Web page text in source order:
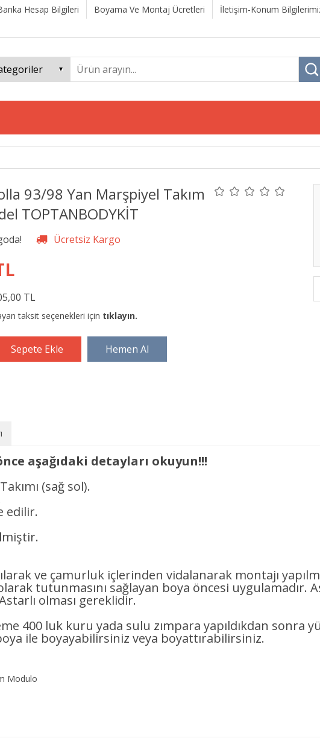
Hesap Bilgileri Boyama Ve Montaj Ücretleri
İletişim-Konum
93/98 Yan Marşpiyel Takım
TOPTANBODYKİT
TL
taksit seçenekleri için tıklayın.
aşağıdaki detayları okuyun!!!
(sağ sol).
edilir.
ve çamurluk içlerinden vidalanarak montajı
tutunmasını sağlayan boya öncesi uygulamadır.
olması gereklidir.
400 luk kuru yada sulu zımpara yapıldıkdan sonra
ile boyayabilirsiniz veya boyattırabilirsiniz.
Modulo